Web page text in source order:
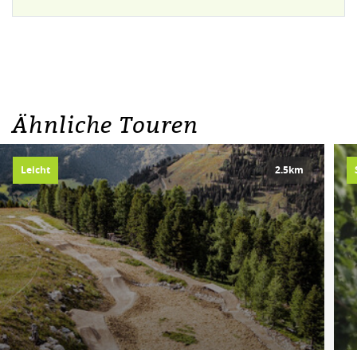
Ähnliche Touren
Leicht 2.5km